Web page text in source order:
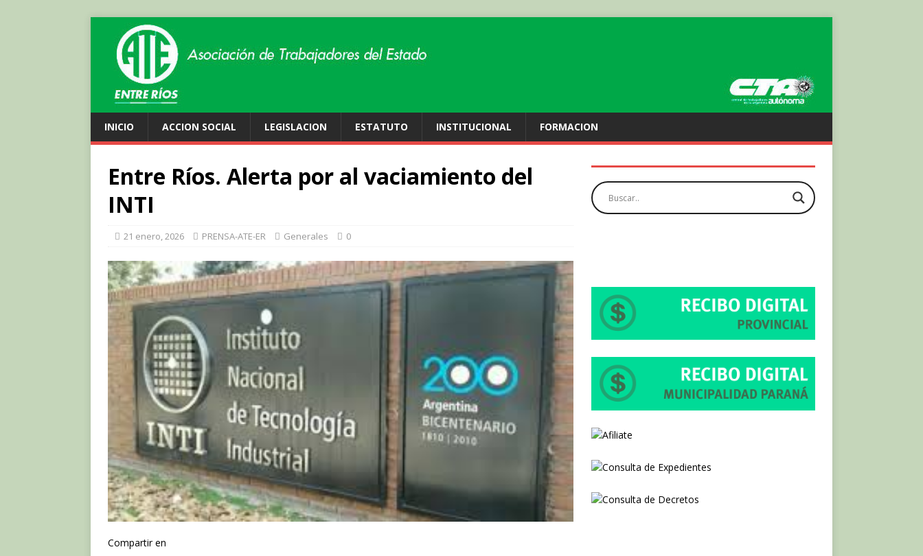
INICIO ACCION SOCIAL LEGISLACION ESTATUTO INSTITUCIONAL FORMACION
Entre Ríos. Alerta por al vaciamiento del
INTI
21 enero, 2026 PRENSA-ATE-ER Generales 0
Compartir en